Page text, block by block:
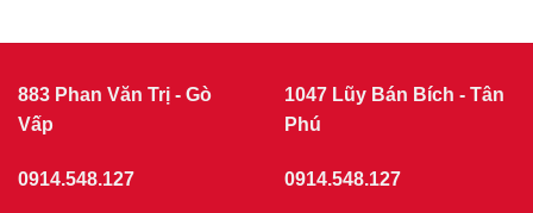
883 Phan Văn Trị - Gò
Vấp
0914.548.127
1047 Lũy Bán Bích - Tân
Phú
0914.548.127